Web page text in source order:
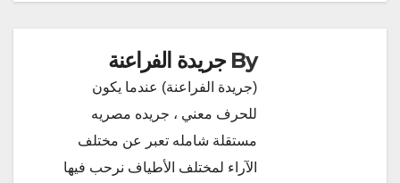
By جريدة الفراعنة
(جريدة الفراعنة) عندما يكون
للحرف معني ، جريده مصريه
مستقلة شامله تعبر عن مختلف
الآراء لمختلف الأطياف نرحب فيها